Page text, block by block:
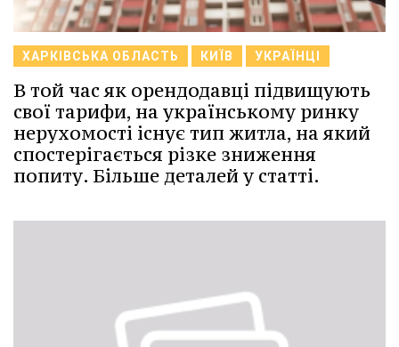
ХАРКІВСЬКА ОБЛАСТЬ КИЇВ УКРАЇНЦІ
В той час як орендодавці підвищують
свої тарифи, на українському ринку
нерухомості існує тип житла, на який
спостерігається різке зниження
попиту. Більше деталей у статті.